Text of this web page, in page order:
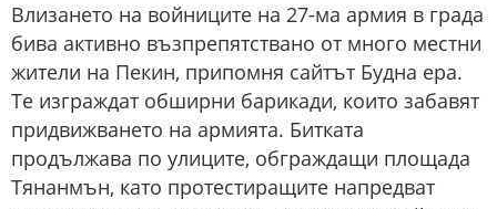
Влизането на войниците на 27-ма армия в града
бива активно възпрепятствано от много местни
жители на Пекин, припомня сайтът Будна ера.
Те изграждат обширни барикади, които забавят
придвижването на армията. Битката
продължава по улиците, обграждащи площада
Тянанмън, като протестиращите напредват